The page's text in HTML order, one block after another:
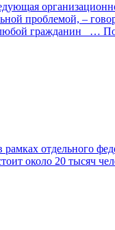
проблемой, –
гражданин
…
отдельного
около 20 тысяч